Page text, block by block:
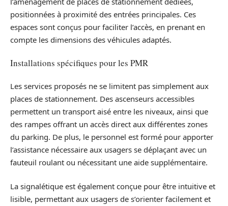
positionnées à proximité des entrées principales. Ces
espaces sont conçus pour faciliter l’accès, en prenant en
compte les dimensions des véhicules adaptés.
Installations spécifiques pour les PMR
Les services proposés ne se limitent pas simplement aux
places de stationnement. Des ascenseurs accessibles
permettent un transport aisé entre les niveaux, ainsi que
des rampes offrant un accès direct aux différentes zones
du parking. De plus, le personnel est formé pour apporter
l’assistance nécessaire aux usagers se déplaçant avec un
fauteuil roulant ou nécessitant une aide supplémentaire.
La signalétique est également conçue pour être intuitive et
lisible, permettant aux usagers de s’orienter facilement et